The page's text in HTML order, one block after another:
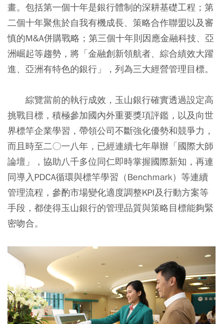
畫。包括第一個十年是銀行體制的深耕基礎工程；第
二個十年聚焦於自我有機成長、策略合作聯盟以及審
慎的M&A併購戰略；第三個十年則因應金融科技、亞
洲崛起等趨勢，將「金融創新領航者、綜合績效大躍
進、亞洲有特色的銀行」，列為三大經營管理目標。
綜覽當前的執行成效，玉山銀行確實透過設定高
挑戰目標，積極參加國內外重要獎項評鑑，以及向世
界標竿企業學習，帶領公司不斷強化優勢和競爭力，
而且時至二〇一八年，已經連續七年舉辦「國際大師
論壇」，協助八千多位同仁即時掌握國際新知，再連
同導入PDCA循環與標竿學習（Benchmark）等連續
管理流程，參酌市場變化適度調整KPI及行動方案等
手段，都使得玉山銀行的管理品質與策略目標能夠緊
密吻合。